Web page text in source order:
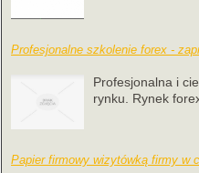
Profesjonalne szkolenie forex -
Profesjonalna i
rynku. Rynek
Papier firmowy wizytówką firmy w